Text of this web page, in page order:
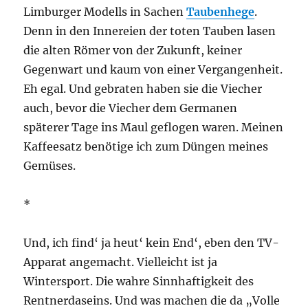
Limburger Modells in SachenTaubenhege.
Denn in den Innereien der toten Tauben lasen
die alten Römer von der Zukunft, keiner
Gegenwart und kaum von einer Vergangenheit.
Eh egal. Und gebraten haben sie die Viecher
auch, bevor die Viecher dem Germanen
späterer Tage ins Maul geflogen waren. Meinen
Kaffeesatz benötige ich zum Düngen meines
Gemüses.
*
Und, ich find‘ ja heut‘ kein End‘, eben den TV-
Apparat angemacht. Vielleicht ist ja
Wintersport. Die wahre Sinnhaftigkeit des
Rentnerdaseins. Und was machen die da „Volle